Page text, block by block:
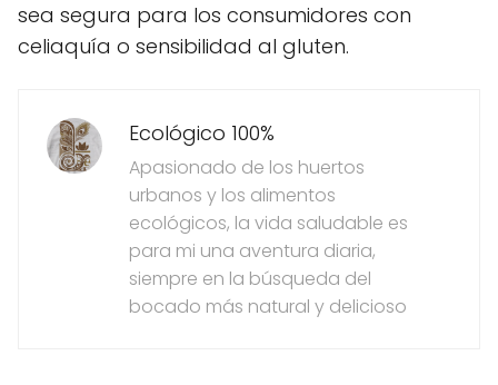
sea segura para los consumidores con
celiaquía o sensibilidad al gluten.
Ecológico 100%
Apasionado de los huertos
urbanos y los alimentos
ecológicos, la vida saludable es
para mi una aventura diaria,
siempre en la búsqueda del
bocado más natural y delicioso